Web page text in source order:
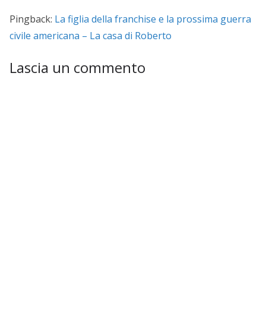
Pingback: La figlia della franchise e la prossima guerra
civile americana – La casa di Roberto
Lascia un commento